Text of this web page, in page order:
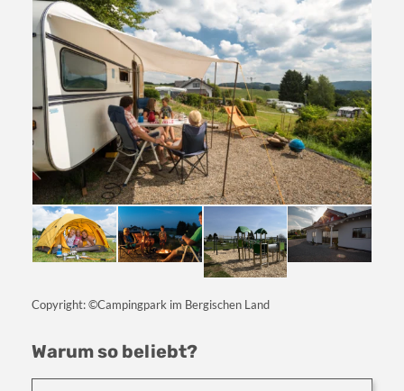
Copyright: ©Campingpark im Bergischen Land
Warum so beliebt?